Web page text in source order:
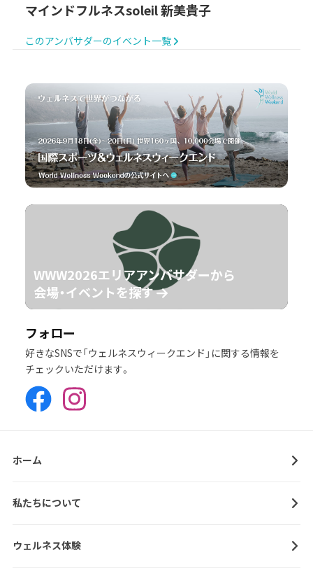
マインドフルネスsoleil 新美貴子
このアンバサダーのイベント一覧
WWW2026エリアアンバサダーから
会場・イベントを探す
フォロー
好きなSNSで「ウェルネスウィークエンド」に関する情報を
チェックいただけます。
ホーム
私たちについて
ウェルネス体験